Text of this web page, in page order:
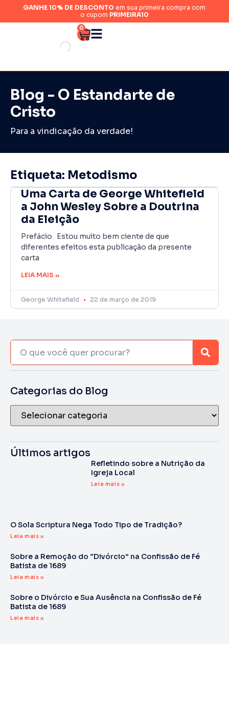
GANHE 10% DE DESCONTO em sua primeira compra com
o cupom PRIMEIRA10
0
Blog - O Estandarte de
Cristo
Para a vindicação da verdade!
Etiqueta: Metodismo
Uma Carta de George Whitefield
a John Wesley Sobre a Doutrina
da Eleição
Prefácio Estou muito bem ciente de que
diferentes efeitos esta publicação da presente
carta
LEIA MAIS »
George Whitefield 22 de março de 2019
Categorias do Blog
Últimos artigos
Refletindo sobre a Nutrição da
Igreja Local
Leia mais »
O Sola Scriptura Nega Todo Tipo de Tradição?
Leia mais »
Sobre a Remoção do “Divórcio” na Confissão de Fé
Batista de 1689
Leia mais »
Sobre o Divórcio e Sua Ausência na Confissão de Fé
Batista de 1689
Leia mais »